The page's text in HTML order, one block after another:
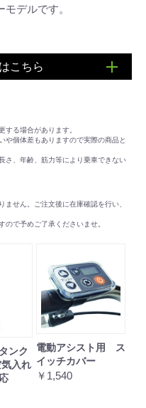
デルです。
こちら
上
上
～86.0cm/26イン
27.7kg
3/8
ド：約59km / オートマ
モード：約107km
する場合があります。
や個体差もありますので実際の商品と
さ、年齢、筋力等により乗車できない
せん。ご注文後に在庫確認を行い、
ので予めご了承くださいませ。
ンク
入れ
電動アシスト用 ス
イッチカバー
￥1,540